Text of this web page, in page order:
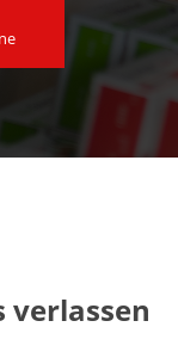
verlassen